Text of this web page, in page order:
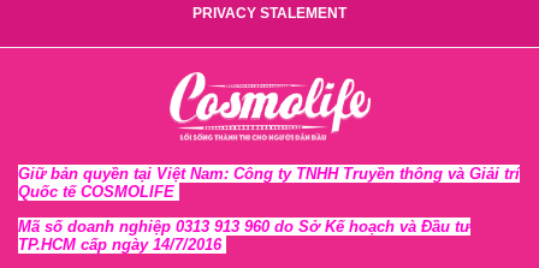
PRIVACY STALEMENT
Giữ bản quyền tại Việt Nam: Công ty TNHH Truyền thông và Giải trí
Quốc tế COSMOLIFE
Mã số doanh nghiệp 0313 913 960 do Sở Kế hoạch và Đầu tư
TP.HCM cấp ngày 14/7/2016